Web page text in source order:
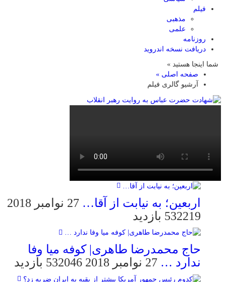
فیلم
مذهبی
علمی
روزنامه
دریافت نسخه اندروید
شما اینجا هستید »
صفحه اصلی »
آرشیو گالری فیلم
اربعین؛ به نیابت از آقا… 27 نوامبر 2018
532219 بازدید
حاج محمدرضا طاهری| کوفه میا وفا
ندارد … 27 نوامبر 2018 532046 بازدید